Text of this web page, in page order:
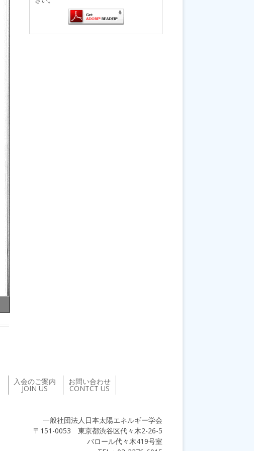
入会のご案内
JOIN US
お問い合わせ
CONTCT US
一般社団法人日本太陽エネルギー学会
〒151-0053 東京都渋谷区代々木2-26-5
バロール代々木419号室